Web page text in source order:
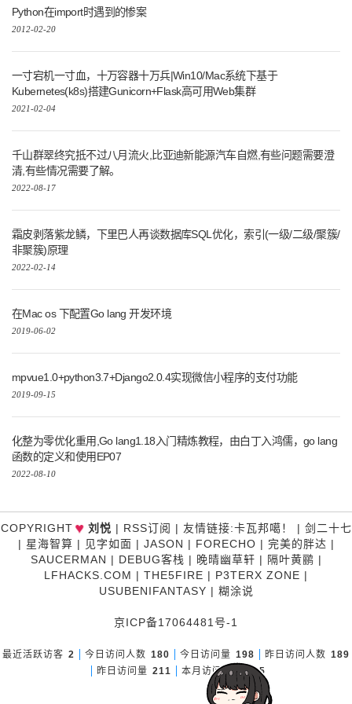
Python在import时遇到的惨案
2012-02-20
一寸宕机一寸血，十万容器十万兵|Win10/Mac系统下基于
Kubernetes(k8s)搭建Gunicorn+Flask高可用Web集群
2021-02-04
千山群翠终究抵不过八月流火,比亚迪新能源汽车自燃,有些问题需要澄
清,有些情况需要了解。
2022-08-17
霜皮剥落紫龙鳞，下里巴人再谈数据库SQL优化，索引(一级/二级/聚簇/
非聚簇)原理
2022-02-14
在Mac os 下配置Go lang 开发环境
2019-06-02
mpvue1.0+python3.7+Django2.0.4实现微信小程序的支付功能
2019-09-15
化整为零优化重用,Go lang1.18入门精炼教程，由白丁入鸿儒，go lang
函数的定义和使用EP07
2022-08-10
COPYRIGHT♥ 刘悦 | RSS订阅 | 友情链接:卡瓦邦噶！ | 剑二十七
| 星海智算 | 见字如面 | JASON | FORECHO | 完美的胖达 |
SAUCERMAN | DEBUG客栈 | 晚晴幽草轩 | 隔叶黄鹂 |
LFHACKS.COM | THE5FIRE | P3TERX ZONE |
USUBENIFANTASY | 糊涂说
京ICP备17064481号-1
最近活跃访客 2 今日访问人数 180 今日访问量 198 昨日访问人数 189
昨日访问量 211 本月访问量 1,285